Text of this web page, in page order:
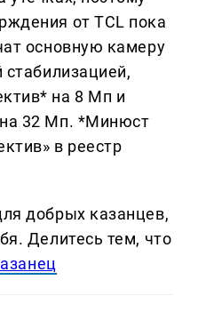
от TCL пока
основную камеру
на 8 Мп и
32 Мп. *Минюст
в реестр
добрых казанцев,
Делитеcь тем, что